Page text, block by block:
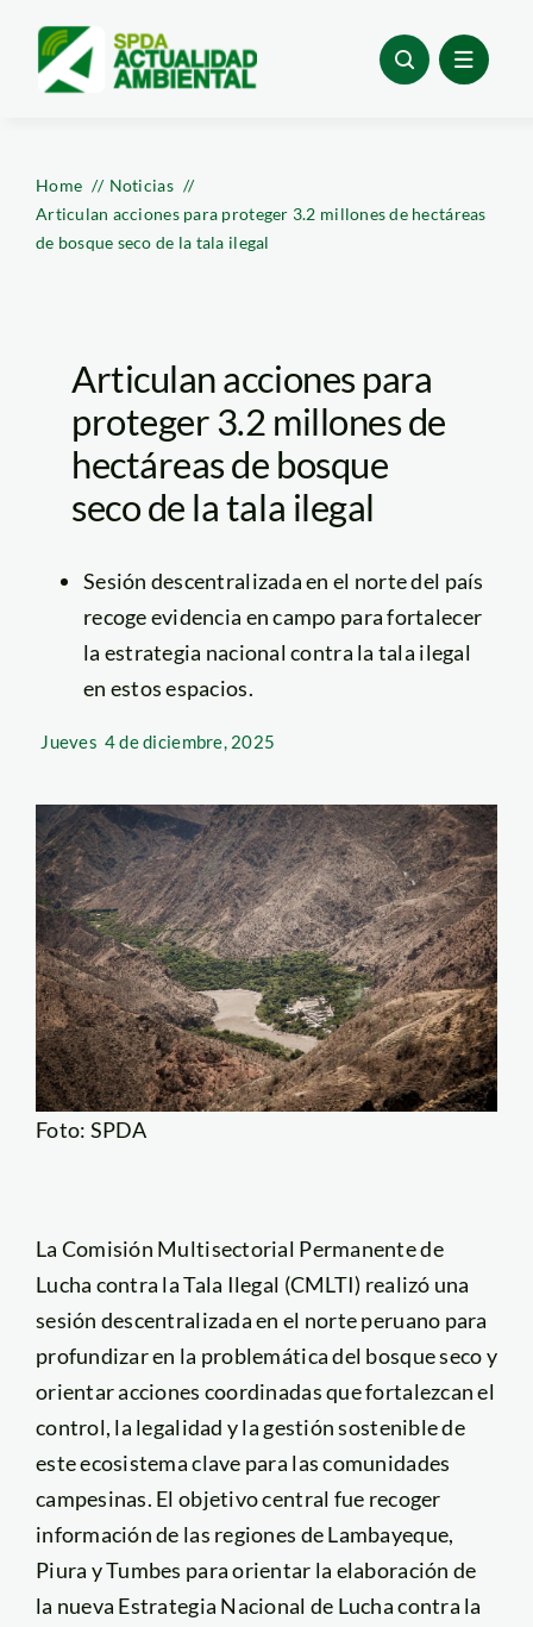
content
Home
Noticias
Articulan acciones para proteger 3.2 millones de hectáreas
de bosque seco de la tala ilegal
Articulan acciones para
proteger 3.2 millones de
hectáreas de bosque
seco de la tala ilegal
Sesión descentralizada en el norte del país
recoge evidencia en campo para fortalecer
la estrategia nacional contra la tala ilegal
en estos espacios.
Jueves 4 de diciembre, 2025
Foto: SPDA
La Comisión Multisectorial Permanente de
Lucha contra la Tala Ilegal (CMLTI) realizó una
sesión descentralizada en el norte peruano para
profundizar en la problemática del bosque seco y
orientar acciones coordinadas que fortalezcan el
control, la legalidad y la gestión sostenible de
este ecosistema clave para las comunidades
campesinas. El objetivo central fue recoger
información de las regiones de Lambayeque,
Piura y Tumbes para orientar la elaboración de
la nueva Estrategia Nacional de Lucha contra la